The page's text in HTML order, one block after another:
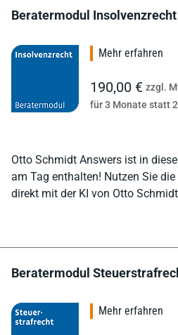
Beratermodul Insolvenzrecht
Otto Schmidt Answers ist in
am Tag enthalten! Nutzen Sie
direkt mit der KI von Otto
Mehr erfahren
190,00 € zzgl.
für 3 Monate statt
Beratermodul
Mehr erfahren